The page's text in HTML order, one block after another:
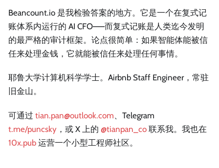
Beancount.io 是我检验答案的地方。它是一个在复式记
账体系内运行的 AI CFO——而复式记账是人类迄今发明
的最严格的审计框架。论点很简单：如果智能体能被信
任来处理金钱，它就能被信任来处理任何事情。
耶鲁大学计算机科学学士。Airbnb Staff Engineer，常驻
旧金山。
可通过 tian.pan@outlook.com、Telegram
t.me/puncsky ，或 X 上的 @tianpan_co 联系我。我也在
10x.pub 运营一个小型工程师社区。